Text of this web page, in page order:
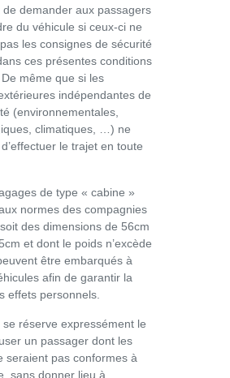
demander aux passagers
du véhicule si ceux-ci ne
les consignes de sécurité
ces présentes conditions
même que si les
indépendantes de
(environnementales,
climatiques, …) ne
le trajet en toute
de type « cabine »
normes des compagnies
des dimensions de 56cm
et dont le poids n’excède
être embarqués à
afin de garantir la
effets personnels.
se réserve expressément le
un passager dont les
seraient pas conformes à
sans donner lieu à